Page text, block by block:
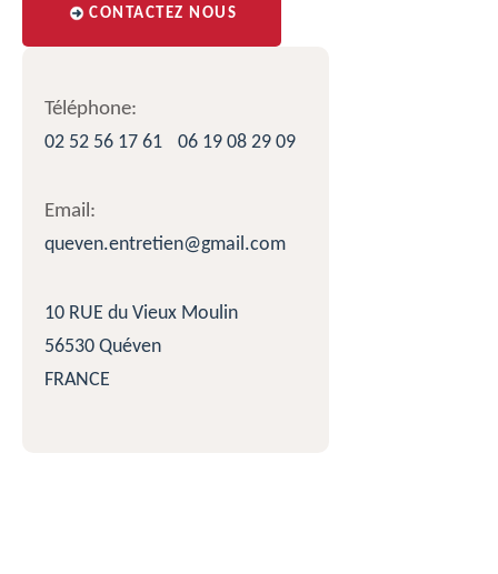
CONTACTEZ NOUS
Téléphone:
02 52 56 17 61
06 19 08 29 09
Email:
queven.entretien@gmail.com
10 RUE du Vieux Moulin
56530 Quéven
FRANCE